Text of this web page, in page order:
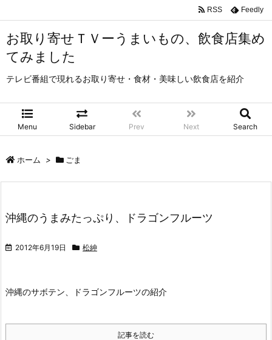
お取り寄せＴＶーうまいもの、飲食店集め
てみました
テレビ番組で現れるお取り寄せ・食材・美味しい飲食店を紹介
Menu Sidebar Prev Next Search
RSS Feedly
ホーム > ごま
沖縄のうまみたっぷり、ドラゴンフルーツ
2012年6月19日 松紳
沖縄のサボテン、ドラゴンフルーツの紹介
記事を読む